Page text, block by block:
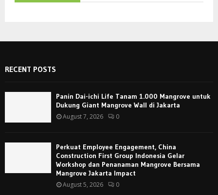
RECENT POSTS
Panin Dai-ichi Life Tanam 1.000 Mangrove untuk
Dukung Giant Mangrove Wall di Jakarta
August 7, 2026 0
Perkuat Employee Engagement, China
Construction First Group Indonesia Gelar
Workshop dan Penanaman Mangrove Bersama
Mangrove Jakarta Impact
August 5, 2026 0